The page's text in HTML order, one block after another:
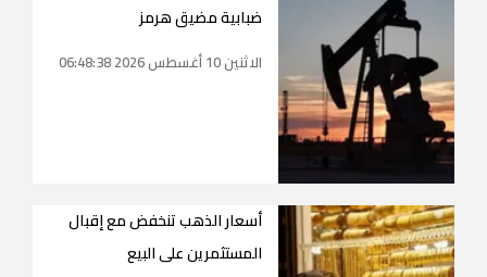
ضبابية مضيق هرمز
الاثنين 10 أغسطس 2026 06:48:38
أسعار الذهب تنخفض مع إقبال
المستثمرين على البيع